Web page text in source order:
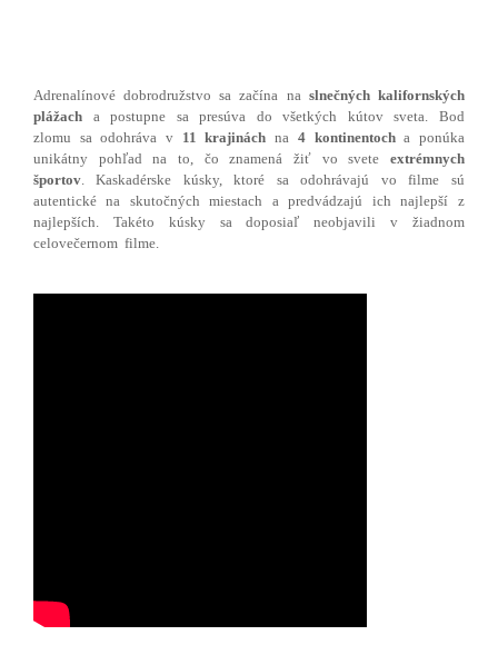
Adrenalínové dobrodružstvo sa začína na slnečných kalifornských
plážach a postupne sa presúva do všetkých kútov sveta. Bod
zlomu sa odohráva v 11 krajinách na 4 kontinentocha ponúka
unikátny pohľad na to, čo znamená žiť vo svete extrémnych
športov. Kaskadérske kúsky, ktoré sa odohrávajú vo filme sú
autentické na skutočných miestach a predvádzajú ich najlepší z
najlepších. Takéto kúsky sa doposiaľ neobjavili v žiadnom
celovečernom filme.